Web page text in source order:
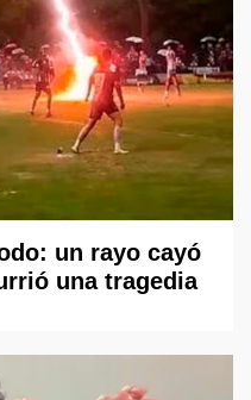
un rayo cayó
una tragedia